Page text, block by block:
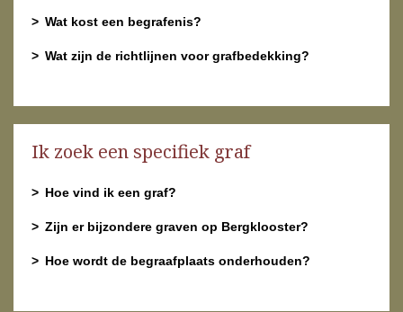
Wat kost een begrafenis?
Wat zijn de richtlijnen voor grafbedekking?
Ik zoek een specifiek graf
Hoe vind ik een graf?
Zijn er bijzondere graven op Bergklooster?
Hoe wordt de begraafplaats onderhouden?